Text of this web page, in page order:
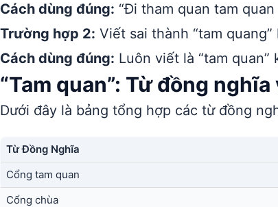
Cách dùng đúng: “Đi tham quan tam
Trường hợp 2: Viết sai thành “tam
Cách dùng đúng: Luôn viết là “tam
“Tam quan”: Từ đồng
Dưới đây là bảng tổng hợp các từ đồng
Từ Đồng Nghĩa
Cổng tam quan
Cổng chùa